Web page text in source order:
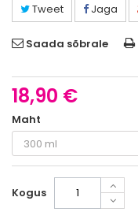
Tweet Jaga
Saada sõbrale
18,90 €
Maht
Kogus